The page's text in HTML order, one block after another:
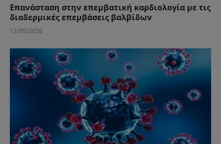
Επανάσταση στην επεμβατική καρδιολογία με τις
διαδερμικές επεμβάσεις βαλβίδων
13/05/2026